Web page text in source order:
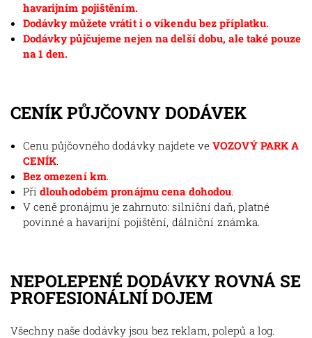
havarijním pojištěním.
Dodávky můžete vrátit i o víkendu bez příplatku.
Dodávky půjčujeme nejen na delší dobu, ale také pouze
na 1 den.
CENÍK PŮJČOVNY DODÁVEK
Cenu půjčovného dodávky najdete veVOZOVÝ PARK A
CENÍK.
Bez omezení km.
Při dlouhodobém pronájmu cena dohodou.
V ceně pronájmu je zahrnuto: silniční daň, platné
povinné a havarijní pojištění, dálniční známka.
NEPOLEPENÉ DODÁVKY ROVNÁ SE
PROFESIONÁLNÍ DOJEM
Všechny naše dodávky jsou bez reklam, polepů a log.